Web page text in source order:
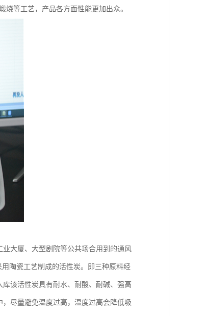
烧等工艺，产品各方面性能更加出众。
大厦、大型剧院等公共场合用到的通风
陶瓷工艺制成的活性炭。即三种原料经
该活性炭具有耐水、耐酸、耐碱、强高
尽量避免温度过高，温度过高会降低吸